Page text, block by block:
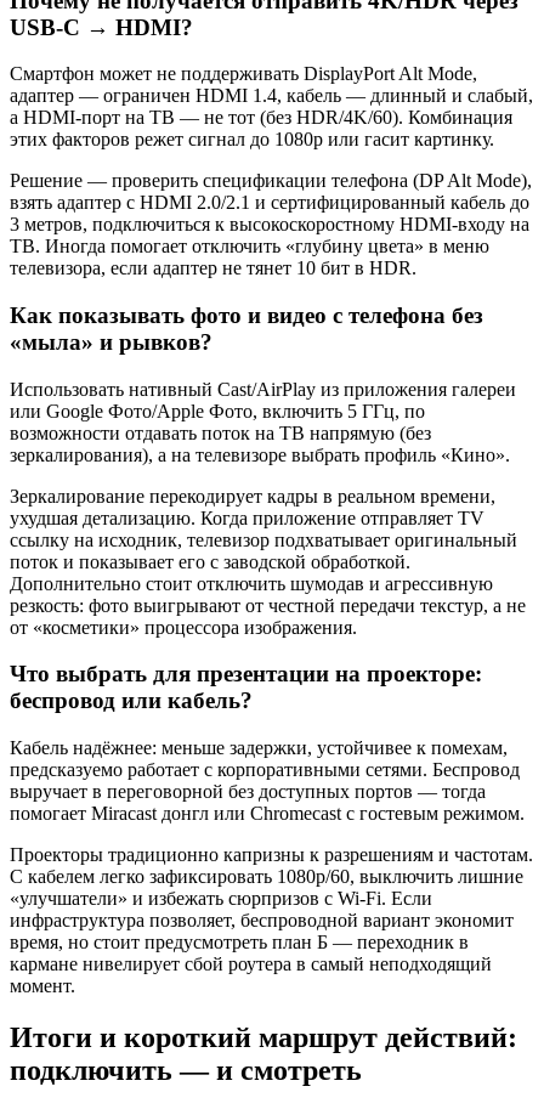
USB‑C → HDMI?
Смартфон может не поддерживать DisplayPort Alt Mode,
адаптер — ограничен HDMI 1.4, кабель — длинный и слабый,
а HDMI‑порт на ТВ — не тот (без HDR/4K/60). Комбинация
этих факторов режет сигнал до 1080p или гасит картинку.
Решение — проверить спецификации телефона (DP Alt Mode),
взять адаптер с HDMI 2.0/2.1 и сертифицированный кабель до
3 метров, подключиться к высокоскоростному HDMI‑входу на
ТВ. Иногда помогает отключить «глубину цвета» в меню
телевизора, если адаптер не тянет 10 бит в HDR.
Как показывать фото и видео с телефона без
«мыла» и рывков?
Использовать нативный Cast/AirPlay из приложения галереи
или Google Фото/Apple Фото, включить 5 ГГц, по
возможности отдавать поток на ТВ напрямую (без
зеркалирования), а на телевизоре выбрать профиль «Кино».
Зеркалирование перекодирует кадры в реальном времени,
ухудшая детализацию. Когда приложение отправляет TV
ссылку на исходник, телевизор подхватывает оригинальный
поток и показывает его с заводской обработкой.
Дополнительно стоит отключить шумодав и агрессивную
резкость: фото выигрывают от честной передачи текстур, а не
от «косметики» процессора изображения.
Что выбрать для презентации на проекторе:
беспровод или кабель?
Кабель надёжнее: меньше задержки, устойчивее к помехам,
предсказуемо работает с корпоративными сетями. Беспровод
выручает в переговорной без доступных портов — тогда
помогает Miracast донгл или Chromecast с гостевым режимом.
Проекторы традиционно капризны к разрешениям и частотам.
С кабелем легко зафиксировать 1080p/60, выключить лишние
«улучшатели» и избежать сюрпризов с Wi‑Fi. Если
инфраструктура позволяет, беспроводной вариант экономит
время, но стоит предусмотреть план Б — переходник в
кармане нивелирует сбой роутера в самый неподходящий
момент.
Итоги и короткий маршрут действий:
подключить — и смотреть